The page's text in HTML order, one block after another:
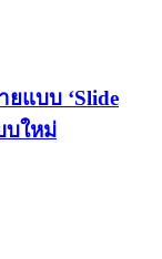
แบบ ‘Slide
บใหม่